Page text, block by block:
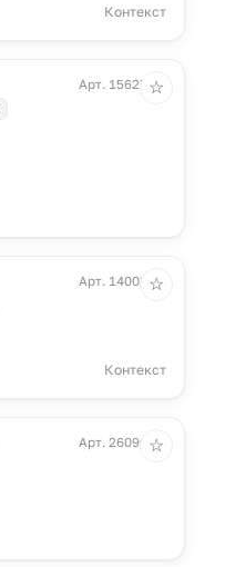
Контекст
Арт. 15625.81
☆
Арт. 14003.60
Контекст
☆
Арт. 26096.60
☆